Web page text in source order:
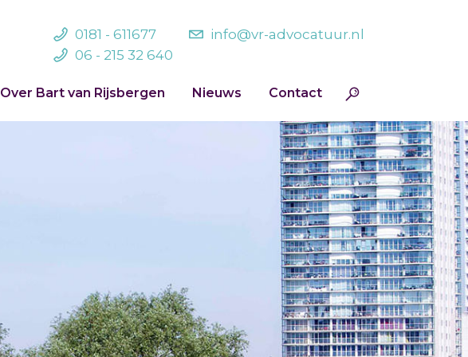
info@vr-advocatuur.nl
0181 - 611677
06 - 215 32 640
Over Bart van Rijsbergen Nieuws Contact